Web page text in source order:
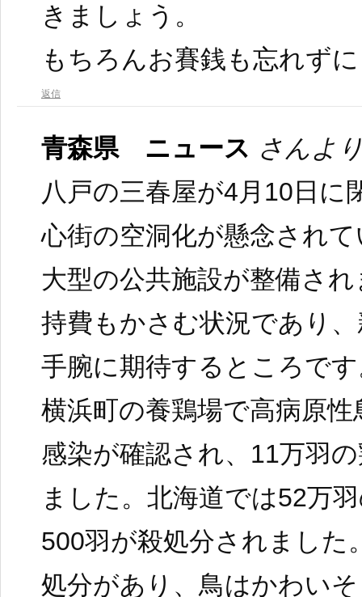
きましょう。
もちろんお賽銭も忘れず
返信
青森県 ニュース さんよ
八戸の三春屋が4月10日に
心街の空洞化が懸念され
大型の公共施設が整備さ
持費もかさむ状況であり
手腕に期待するところで
横浜町の養鶏場で高病原
感染が確認され、11万羽
ました。北海道では52万
500羽が殺処分されました
処分があり、鳥はかわい